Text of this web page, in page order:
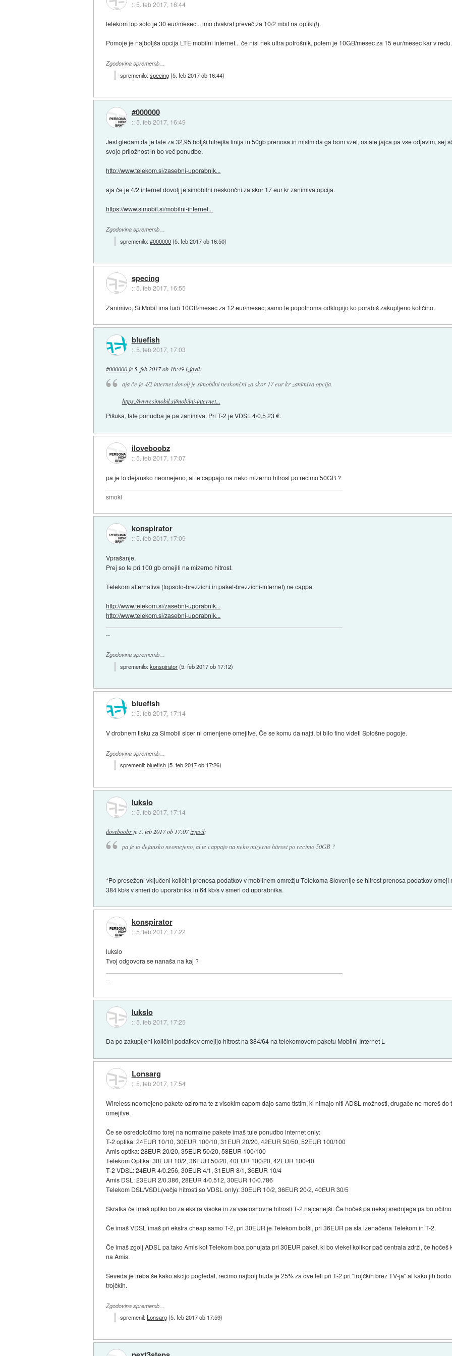
::5. feb 2017, 16:44
telekom top solo je 30 eur/mesec... imo dvakrat preveč za 10/2 mbit na optiki(!).
Pomoje je najboljša opcija LTE mobilni internet... če nisi nek ultra potrošnik, potem je 10GB/mesec za 15 eur/mesec kar v redu.
Zgodovina sprememb…
spremenilo:specing(5. feb 2017 ob 16:44)
#000000
:: 5. feb 2017, 16:49
Jest gledam da je tale za 32,95 boljši hitrejša linija in 50gb prenosa in mislm da ga bom vzel, ostale jajca pa vse odjavim, sej
svojo priložnost in bo več ponudbe.
http://www.telekom.si/zasebni-uporabnik...
aja če je 4/2 internet dovolj je simobilni neskončni za skor 17 eur kr zanimiva opcija.
https://www.simobil.si/mobilni-internet...
Zgodovina sprememb…
spremenilo:#000000(5. feb 2017 ob 16:50)
specing
::5. feb 2017, 16:55
Zanimivo, Si.Mobil ima tudi 10GB/mesec za 12 eur/mesec, samo te popolnoma odklopijo ko porabiš zakupljeno količino.
bluefish
:: 5. feb 2017, 17:03
#000000 je 5. feb 2017 ob 16:49 izjavil:
aja če je 4/2 internet dovolj je simobilni neskončni za skor 17 eur kr zanimiva opcija.
https://www.simobil.si/mobilni-internet...
Pišuka, tale ponudba je pa zanimiva. Pri T-2 je VDSL 4/0,5 23 €.
iloveboobz
::5. feb 2017, 17:07
pa je to dejansko neomejeno, al te cappajo na neko mizerno hitrost po recimo 50GB ?
smoki
konspirator
:: 5. feb 2017, 17:09
Vprašanje.
Prej so te pri 100 gb omejili na mizerno hitrost.
Telekom alternativa (topsolo-brezzicni in paket-brezzicni-internet) ne cappa.
http://www.telekom.si/zasebni-uporabnik...
http://www.telekom.si/zasebni-uporabnik...
--
Zgodovina sprememb…
spremenilo:konspirator(5. feb 2017 ob 17:12)
bluefish
::5. feb 2017, 17:14
V drobnem tisku za Simobil sicer ni omenjene omejitve. Če se komu da najti, bi bilo fino videti Splošne pogoje.
Zgodovina sprememb…
spremenil:bluefish(5. feb 2017 ob 17:26)
lukslo
:: 5. feb 2017, 17:14
iloveboobz je 5. feb 2017 ob 17:07izjavil:
pa je to dejansko neomejeno, al te cappajo na neko mizerno hitrost po recimo 50GB ?
*Po preseženi vključeni količini prenosa podatkov v mobilnem omrežju Telekoma Slovenije se hitrost prenosa podatkov omeji
384 kb/s v smeri do uporabnika in 64 kb/s v smeri od uporabnika.
konspirator
::5. feb 2017, 17:22
lukslo
Tvoj odgovora se nanaša na kaj ?
--
lukslo
:: 5. feb 2017, 17:25
Da po zakupljeni količini podatkov omejijo hitrost na 384/64 na telekomovem paketu Mobilni Internet L
Lonsarg
::5. feb 2017, 17:54
Wireless neomejeno pakete oziroma te z visokim capom dajo samo tistim, ki nimajo niti ADSL možnosti, drugače ne moreš
omejitve.
Če se osredotočimo torej na normalne pakete imaš tule ponudbo internet only:
T-2 optika: 24EUR 10/10, 30EUR 100/10, 31EUR 20/20, 42EUR 50/50, 52EUR 100/100
Amis optika: 28EUR 20/20, 35EUR 50/20, 58EUR 100/100
Telekom Optika: 30EUR 10/2, 36EUR 50/20, 40EUR 100/20, 42EUR 100/40
T-2 VDSL: 24EUR 4/0.256, 30EUR 4/1, 31EUR 8/1, 36EUR 10/4
Amis DSL: 23EUR 2/0.386, 28EUR 4/0.512, 30EUR 10/0.786
Telekom DSL/VSDL(večje hitrosti so VDSL only): 30EUR 10/2, 36EUR 20/2, 40EUR 30/5
Skratka če imaš optiko bo za ekstra visoke in za vse osnovne hitrosti T-2 najcenejši. Če hočeš pa nekaj srednjega pa bo
Če imaš VDSL imaš pri ekstra cheap samo T-2, pri 30EUR je Telekom bolši, pri 36EUR pa sta izenačena Telekom in T-2.
Če imaš zgolj ADSL pa tako Amis kot Telekom boa ponujata pri 30EUR paket, ki bo vlekel kolikor pač centrala zdrži, če
na Amis.
Seveda je treba še kako akcijo pogledat, recimo najbolj huda je 25% za dve leti pri T-2 pri "trojčkih brez TV-ja" al kako jih
trojčkih.
Zgodovina sprememb…
spremenil:Lonsarg(5. feb 2017 ob 17:59)